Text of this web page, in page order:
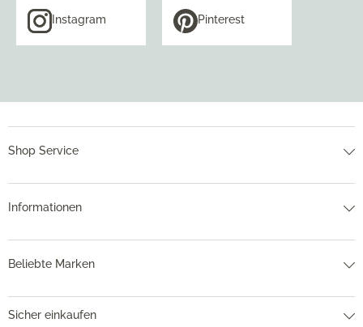
Instagram Pinterest
Shop Service
Informationen
Beliebte Marken
Sicher einkaufen